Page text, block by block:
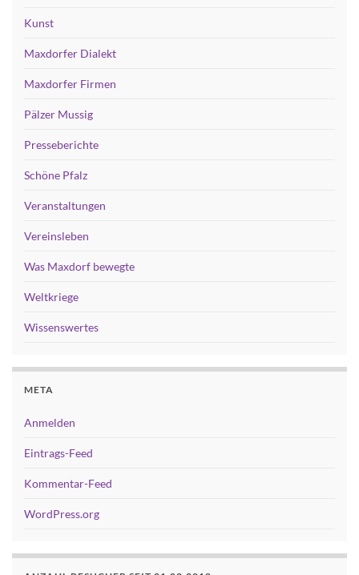
Kunst
Maxdorfer Dialekt
Maxdorfer Firmen
Pälzer Mussig
Presseberichte
Schöne Pfalz
Veranstaltungen
Vereinsleben
Was Maxdorf bewegte
Weltkriege
Wissenswertes
META
Anmelden
Eintrags-Feed
Kommentar-Feed
WordPress.org